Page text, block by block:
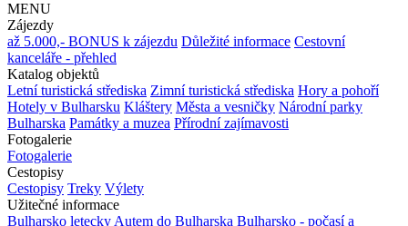
MENU
Zájezdy
až 5.000,- BONUS k zájezdu Důležité informace Cestovní
kanceláře - přehled
Katalog objektů
Letní turistická střediska Zimní turistická střediska Hory a pohoří
Hotely v Bulharsku Kláštery Města a vesničky Národní parky
Bulharska Památky a muzea Přírodní zajímavosti
Fotogalerie
Fotogalerie
Cestopisy
Cestopisy Treky Výlety
Užitečné informace
Bulharsko letecky Autem do Bulharska Bulharsko - počasí a